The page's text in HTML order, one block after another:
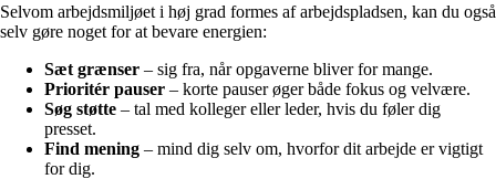
Selvom arbejdsmiljøet i høj grad formes af arbejdspladsen, kan du også
selv gøre noget for at bevare energien:
Sæt grænser – sig fra, når opgaverne bliver for mange.
Prioritér pauser – korte pauser øger både fokus og velvære.
Søg støtte – tal med kolleger eller leder, hvis du føler dig
presset.
Find mening – mind dig selv om, hvorfor dit arbejde er vigtigt
for dig.